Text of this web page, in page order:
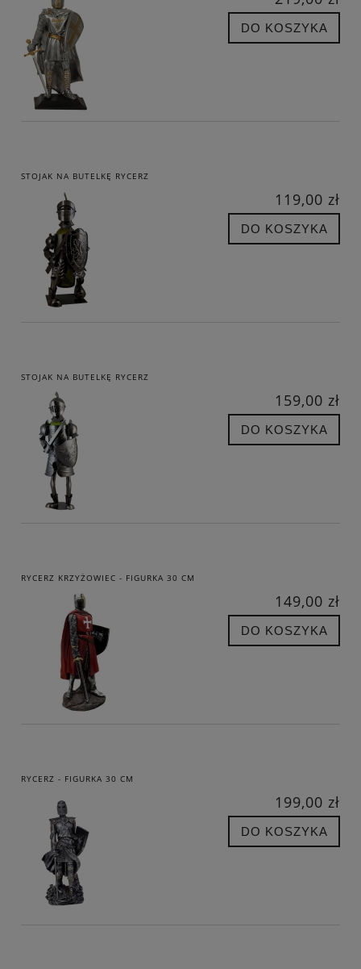
DO KOSZYKA
STOJAK NA BUTELKĘ RYCERZ
119,00 zł
DO KOSZYKA
STOJAK NA BUTELKĘ RYCERZ
159,00 zł
DO KOSZYKA
RYCERZ KRZYŻOWIEC - FIGURKA 30 CM
149,00 zł
DO KOSZYKA
RYCERZ - FIGURKA 30 CM
199,00 zł
DO KOSZYKA